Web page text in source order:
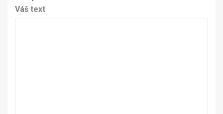
Váš text